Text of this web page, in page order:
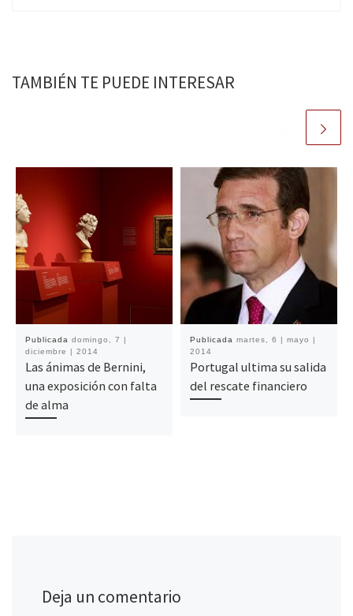
TAMBIÉN TE PUEDE INTERESAR
Publicada domingo, 7 |
diciembre | 2014
Las ánimas de Bernini,
una exposición con falta
de alma
Publicada martes, 6 | mayo |
2014
Portugal ultima su salida
del rescate financiero
Deja un comentario